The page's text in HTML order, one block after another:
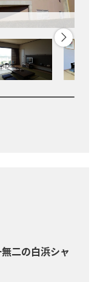
二の白浜シャ